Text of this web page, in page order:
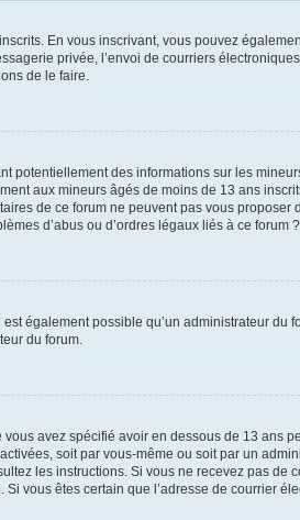
En vous inscrivant, vous pouvez
privée, l’envoi de courriers
de le faire.
potentiellement des informations sur les
aux mineurs âgés de moins de 13 ans
de ce forum ne peuvent pas vous proposer
d’abus ou d’ordres légaux liés à ce forum ?
également possible qu’un administrateur du
du forum.
avez spécifié avoir en dessous de 13 ans
soit par vous-même ou soit par un
les instructions. Si vous ne recevez pas de
vous êtes certain que l’adresse de courrier